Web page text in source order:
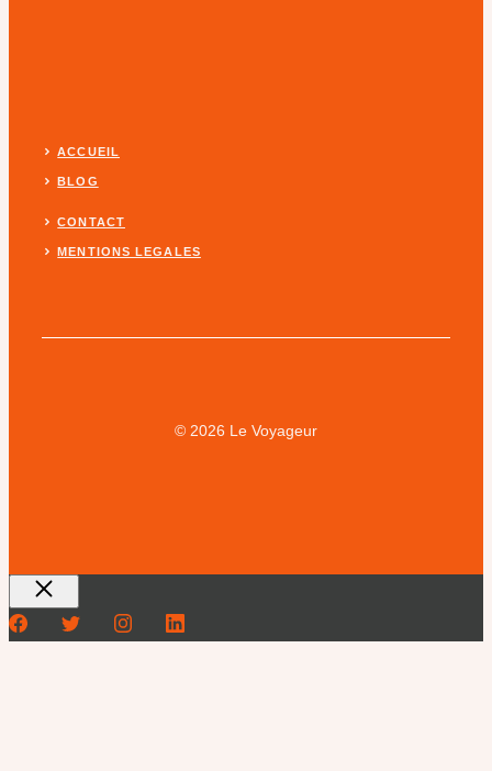
ACCUEIL
BLOG
CONTACT
MENTIONS LEGALES
© 2026 Le Voyageur
Fermer